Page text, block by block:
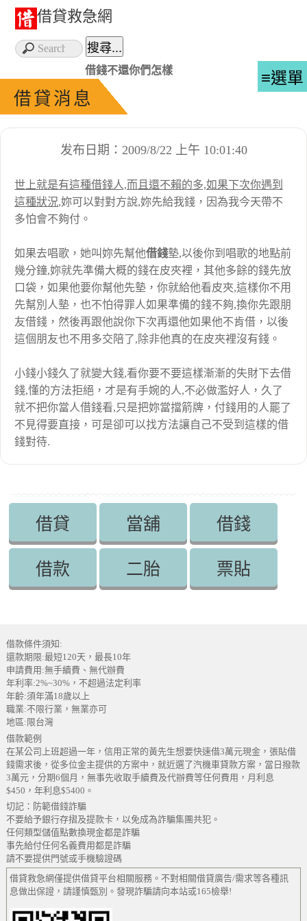
借貸救急網
≡選單
借錢不還你們怎樣
借貸消息
发布日期：2009/8/22 上午 10:01:40
世上就是有這種借錢人,而且還不賴的多,如果下次你遇到
這種狀況,妳可以對對方說,妳先給我錢，因為我今天帶不
多怕會不夠付。
如果去唱歌，她叫妳先幫他借錢墊,以後你到唱歌的地點前
幾分鐘,妳就先準備大概的錢在皮夾裡，其他多餘的錢先放
口袋，如果他要你幫他先墊，你就給他看皮夾,這樣你不用
先幫別人墊，也不怕得罪人如果準備的錢不夠,換你先跟朋
友借錢，然後再跟他說你下次再還他如果他不肯借，以後
這個朋友也不用多交陪了,除非他真的在皮夾裡沒有錢。
小錢小錢久了就變大錢,看你要不要這樣漸漸的失財下去借
錢,懂的方法拒絕，才是有手婉的人,不必做濫好人，久了
就不把你當人借錢看,只是把妳當擋箭牌，付錢用的人罷了
不見得要直接，可是卻可以找方法讓自己不受到這樣的借
錢對待.
借貸 當舖 借錢
借款 二胎 票貼
借款條件須知:
還款期限:最短120天，最長10年
申請費用:無手續費、無代辦費
年利率:2%~30%，不超過法定利率
年齡:須年滿18歲以上
職業:不限行業，無業亦可
地區:限台灣
借款範例
在某公司上班超過一年，信用正常的黃先生想要快速借3萬元現金，張貼借
錢需求後，從多位金主提供的方案中，就近選了汽機車貸款方案，當日撥款
3萬元，分期6個月，無事先收取手續費及代辦費等任何費用，月利息
$450，年利息$5400。
切記：防範借錢詐騙
不要給予銀行存摺及提款卡，以免成為詐騙集團共犯。
任何類型儲值點數換現金都是詐騙
事先給付任何名義費用都是詐騙
請不要提供門號或手機驗證碼
借貸救急網僅提供借貸平台相關服務。不對相關借貸廣告/需求等各種訊
息做出保證，請謹慎甄別。發現詐騙請向本站或165檢舉!